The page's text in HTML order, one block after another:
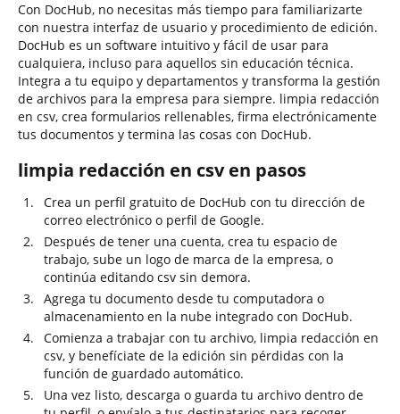
Con DocHub, no necesitas más tiempo para familiarizarte
con nuestra interfaz de usuario y procedimiento de edición.
DocHub es un software intuitivo y fácil de usar para
cualquiera, incluso para aquellos sin educación técnica.
Integra a tu equipo y departamentos y transforma la gestión
de archivos para la empresa para siempre. limpia redacción
en csv, crea formularios rellenables, firma electrónicamente
tus documentos y termina las cosas con DocHub.
limpia redacción en csv en pasos
Crea un perfil gratuito de DocHub con tu dirección de
correo electrónico o perfil de Google.
Después de tener una cuenta, crea tu espacio de
trabajo, sube un logo de marca de la empresa, o
continúa editando csv sin demora.
Agrega tu documento desde tu computadora o
almacenamiento en la nube integrado con DocHub.
Comienza a trabajar con tu archivo, limpia redacción en
csv, y benefíciate de la edición sin pérdidas con la
función de guardado automático.
Una vez listo, descarga o guarda tu archivo dentro de